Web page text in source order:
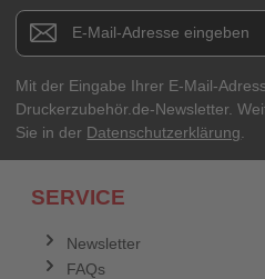
Newsletter E-Mail Adresse
Mit der Eingabe Ihrer E-Mail-
Druckerzubehör.de-Newsletter.
Sie in der Datenschutzerklärung
SERVICE
Newsletter
FAQs